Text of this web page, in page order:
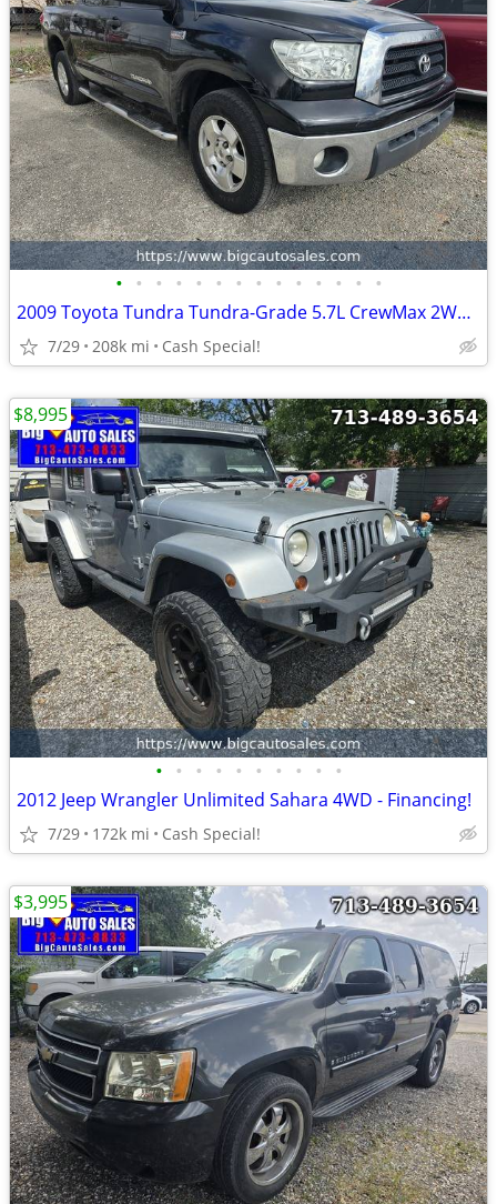
• • • • • • • • • • • • • •
2009 Toyota Tundra Tundra-Grade 5.7L CrewMax 2WD - Financing!
7/29 208k mi Cash Special!
• • • • • • • • • •
2012 Jeep Wrangler Unlimited Sahara 4WD - Financing!
7/29 172k mi Cash Special!
$8,995
$3,995